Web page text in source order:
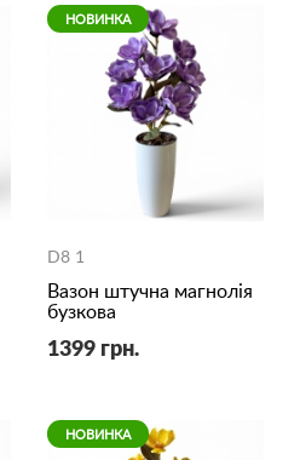
НОВИНКА
D8 1
Вазон штучна магнолія
бузкова
1399 грн.
НОВИНКА